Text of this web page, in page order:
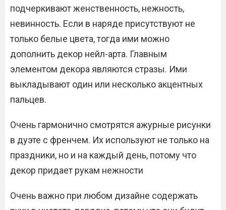
подчеркивают женственность, нежность,
невинность. Если в наряде присутствуют не
только белые цвета, тогда ими можно
дополнить декор нейл-арта. Главным
элементом декора являются стразы. Ими
выкладывают один или несколько акцентных
пальцев.
Очень гармонично смотрятся ажурные рисунки
в дуэте с френчем. Их используют не только на
праздники, но и на каждый день, потому что
декор придает рукам нежности
Очень важно при любом дизайне содержать